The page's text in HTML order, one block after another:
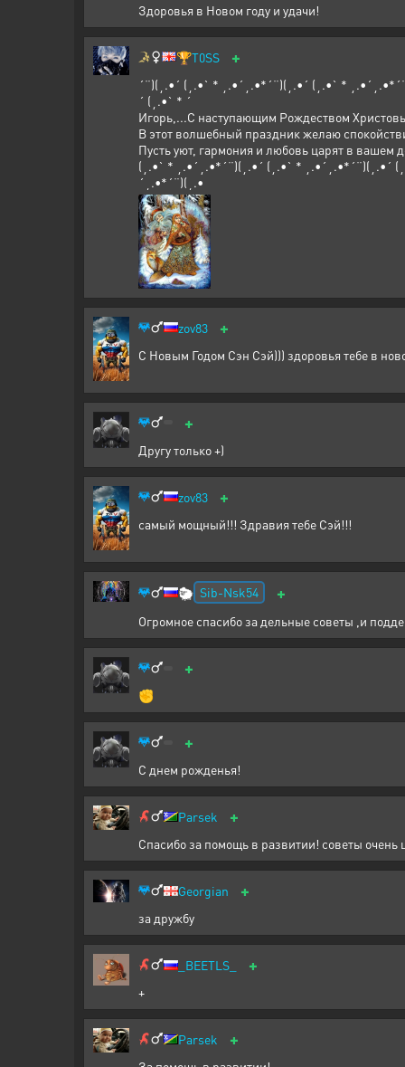
Здоровья в Новом году и удачи!
🏆T0SS +
´¨)(¸.•´ (¸.•` * ¸.•´¸.•*´¨)(¸.•´ (¸.•` *
´ (¸.•` * ´
Игорь,...С наступающим Рождеством
В этот волшебный праздник желаю
Пусть уют, гармония и любовь царят в вашем
(¸.•` * ¸.•´¸.•*´¨)(¸.•´ (¸.•` * ¸.•´¸.•*´¨)(¸.•´
´¸.•*´¨)(¸.•
zov83 +
С Новым Годом Сэн Сэй))) здоровья тебе в
+
Другу только +)
zov83 +
самый мощный!!! Здравия тебе Сэй!!!
🐑 Sib-Nsk54 +
Огромное спасибо за дельные советы ,и
+
✊
+
С днем рожденья!
Parsek +
Спасибо за помощь в развитии! советы очень
Georgian +
за дружбу
_BEETLS_ +
+
Parsek +